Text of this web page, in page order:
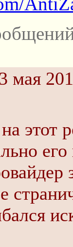
мая
этот
его